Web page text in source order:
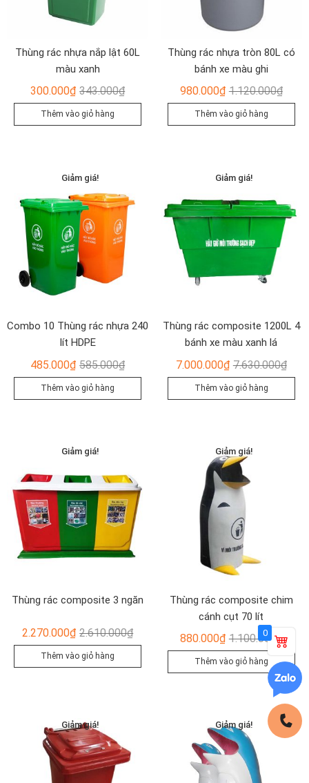
Thùng rác nhựa nắp lật 60L
màu xanh
343.000₫Giá
gốc
là:
300.000₫
Giá
hiện
tại
Thêm vào giỏ hàng
Thùng rác nhựa tròn 80L có
bánh xe màu ghi
1.120.000₫Giá
gốc
là:
980.000₫
Giá
hiện
tại
Thêm vào giỏ hàng
Giảm giá!
Combo 10 Thùng rác nhựa 240
lít HDPE
585.000₫Giá
gốc
là:
485.000₫
Giá
hiện
tại
Thêm vào giỏ hàng
Giảm giá!
Thùng rác composite 1200L 4
bánh xe màu xanh lá
7.630.000₫Giá
gốc
là:
7.000.000₫
Giá
hiện
tại
Thêm vào giỏ hàng
Giảm giá!
Thùng rác composite 3 ngăn
2.610.000₫Giá
gốc
là:
2.270.000₫
Giá
hiện
tại
Thêm vào giỏ hàng
Giảm giá!
Thùng rác composite chim
cánh cụt 70 lít
1.100.000₫Giá
gốc
là:
880.000₫
Giá
hiện
tại
Thêm vào giỏ hàng
Giảm giá! Giảm giá!
0